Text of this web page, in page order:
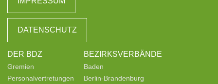
DATENSCHUTZ
DER BDZ
Gremien
Personalvertretungen
BEZIRKSVERBÄNDE
Baden
Berlin-Brandenburg